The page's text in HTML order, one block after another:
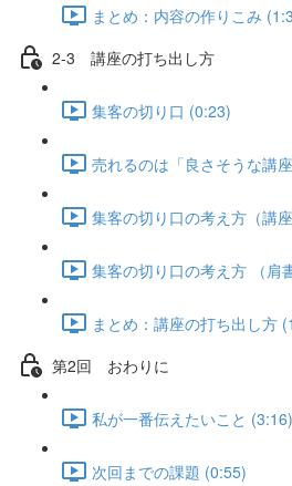
まとめ：内容の作りこみ
2-3 講座の打ち出し方
集客の切り口 (0:23)
売れるのは「良さそうな講
集客の切り口の考え方（講
集客の切り口の考え方 （肩
まとめ：講座の打ち出し方
第2回 おわりに
私が一番伝えたいこと (3:16)
次回までの課題 (0:55)